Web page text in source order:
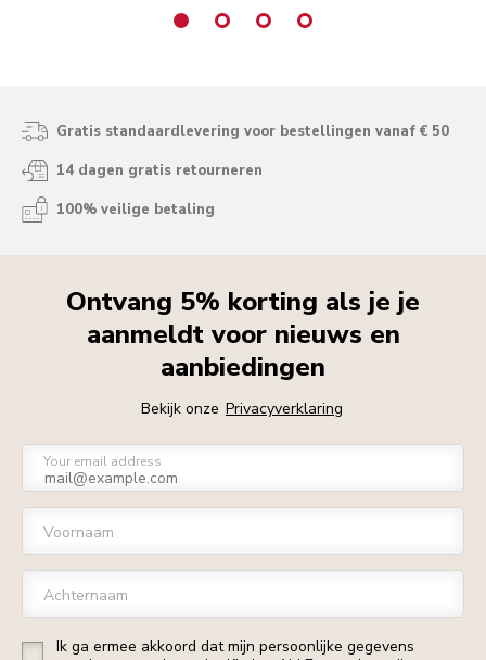
Gratis standaardlevering voor bestellingen vanaf € 50
14 dagen gratis retourneren
100% veilige betaling
Ontvang 5% korting als je je
aanmeldt voor nieuws en
aanbiedingen
Bekijk onze Privacyverklaring
Your email address
Voornaam
Achternaam
Ik ga ermee akkoord dat mijn persoonlijke gegevens